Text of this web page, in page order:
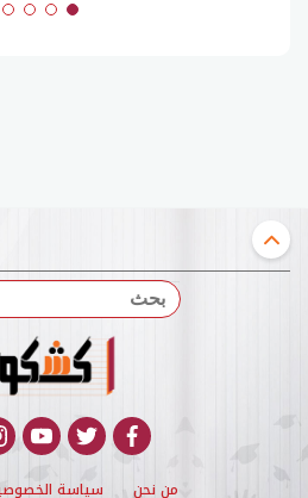
بحث
facebook
twitter
من نحن سياسة